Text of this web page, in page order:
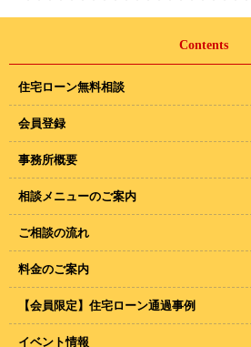
Contents
住宅ローン無料相談
会員登録
事務所概要
相談メニューのご案内
ご相談の流れ
料金のご案内
【会員限定】住宅ローン通過事例
イベント情報